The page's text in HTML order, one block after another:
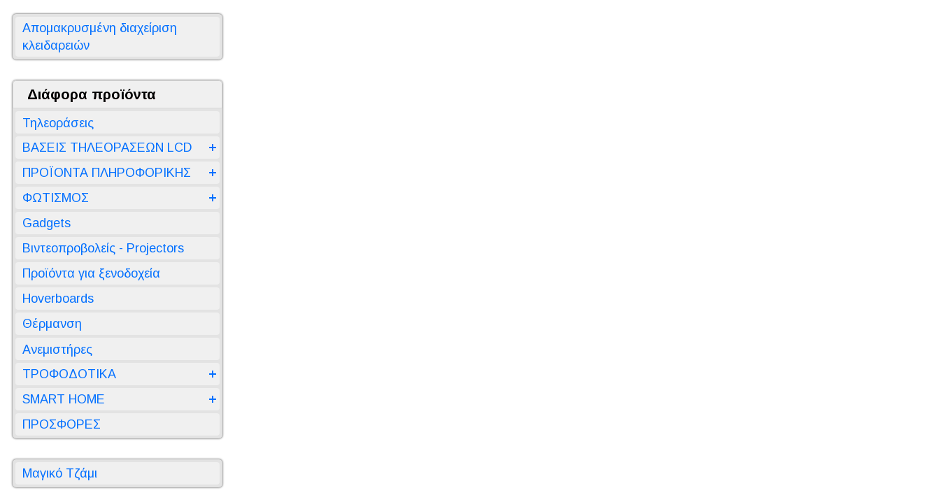
Απομακρυσμένη διαχείριση
κλειδαρειών
Διάφορα προϊόντα
Τηλεοράσεις
ΒΑΣΕΙΣ ΤΗΛΕΟΡΑΣΕΩΝ LCD
ΠΡΟΪΟΝΤΑ ΠΛΗΡΟΦΟΡΙΚΗΣ
ΦΩΤΙΣΜΟΣ
Gadgets
Βιντεοπροβολείς - Projectors
Προϊόντα για ξενοδοχεία
Hoverboards
Θέρμανση
Ανεμιστήρες
ΤΡΟΦΟΔΟΤΙΚΑ
SMART HOME
ΠΡΟΣΦΟΡΕΣ
Μαγικό Τζάμι